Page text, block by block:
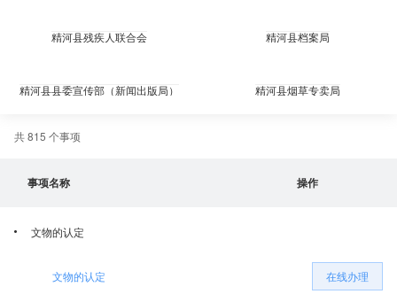
精河县残疾人联合会 精河县档案局
精河县县委宣传部（新闻出版局） 精河县烟草专卖局
精河县退役军人事务局
共 815 个事项
事项名称 操作
文物的认定
文物的认定 在线办理